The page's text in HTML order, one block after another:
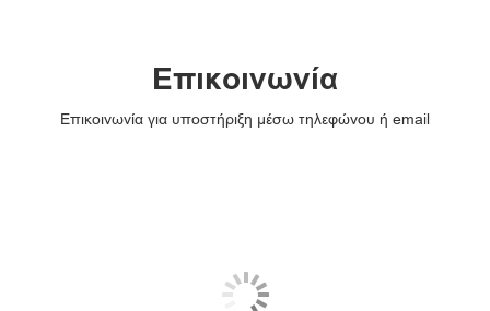
Επικοινωνία
Επικοινωνία για υποστήριξη μέσω τηλεφώνου ή email